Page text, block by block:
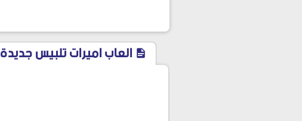
العاب اميرات تلبيس جديدة